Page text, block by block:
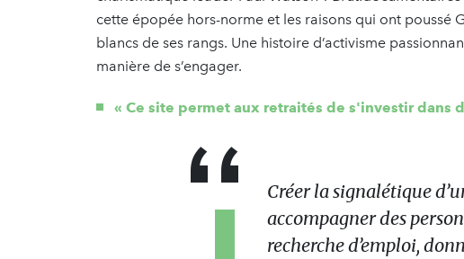
cette épopée hors-norme et les raisons qui ont poussé
blancs de ses rangs. Une histoire d’activisme
manière de s’engager.
« Ce site permet aux retraités de s'investir dans
Créer la signalétique
accompagner des
recherche d’emploi,